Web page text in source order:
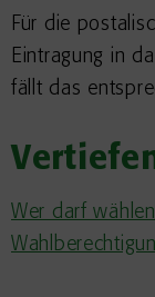
Für die
Eintragung in
fällt das
Wer darf